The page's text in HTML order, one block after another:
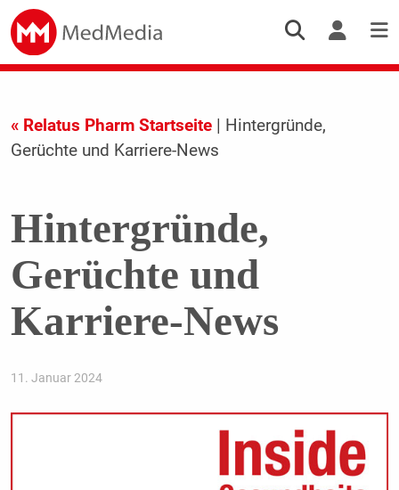
« Relatus Pharm Startseite| Hintergründe,
Gerüchte und Karriere-News
Hintergründe,
Gerüchte und
Karriere-News
11. Januar 2024